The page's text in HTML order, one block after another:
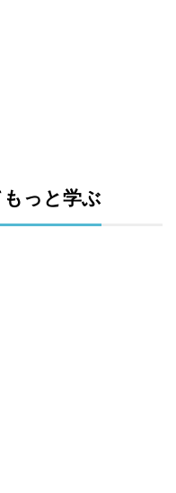
っと学ぶ